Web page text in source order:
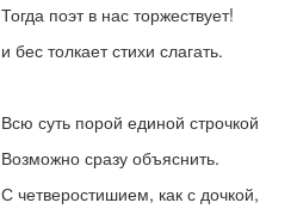
Тогда поэт в нас торжествует!
и бес толкает стихи слагать.
Всю суть порой единой строчкой
Возможно сразу объяснить.
С четверостишием, как с дочкой,